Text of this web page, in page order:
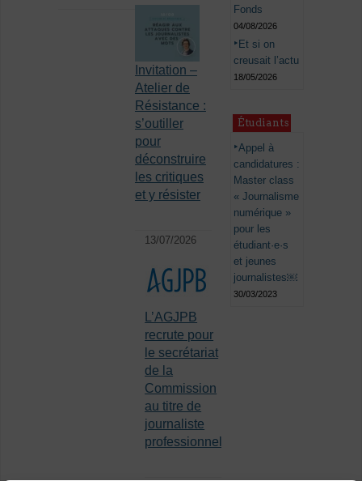
Invitation –
Atelier de
Résistance :
s’outiller
pour
déconstruire
les critiques
et y résister
13/07/2026
L’AGJPB
recrute pour
le secrétariat
de la
Commission
au titre de
journaliste
professionnel
Fonds
04/08/2026
Et si on
creusait l’actu
18/05/2026
Étudiants
Appel à
candidatures :
Master class
« Journalisme
numérique »
pour les
étudiant·e·s
et jeunes
journalistes￼
30/03/2023